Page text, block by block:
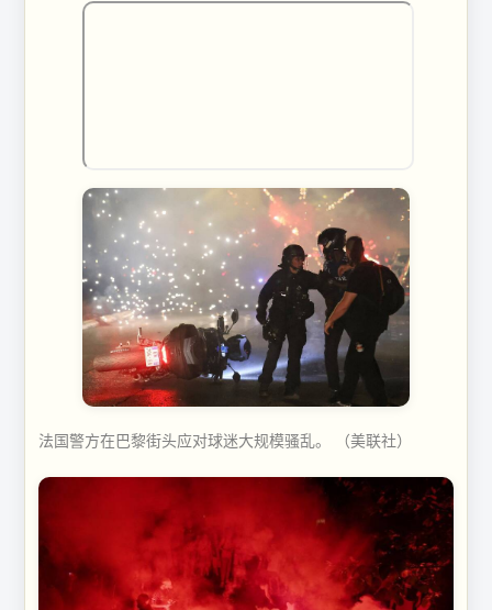
法国警方在巴黎街头应对球迷大规模骚乱。 （美联社）